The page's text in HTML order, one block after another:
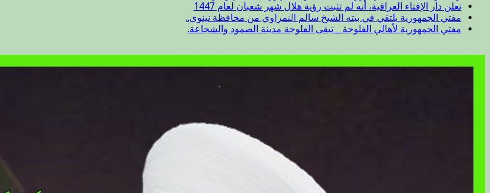
تعلن دار الإفتاء العراقية، أنه لم تثبت رؤية هلال شهر شعبان لعام 1447
مفتي الجمهورية يلتقي في بيته الشيخ سالم النمراوي من محافظة نينوى..
مفتي الجمهورية لأهالي الفلوجة _ تبقى الفلوجة مدينة الصمود والشجاعة.